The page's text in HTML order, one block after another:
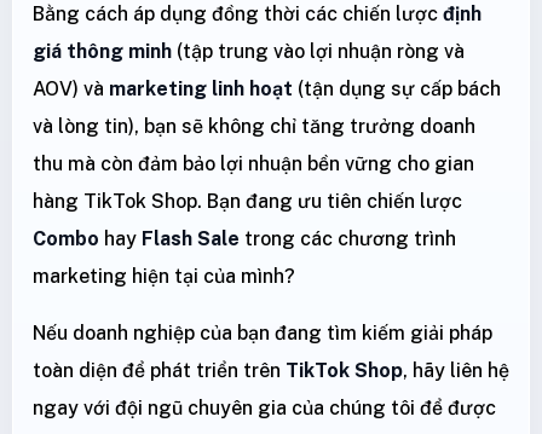
Bằng cách áp dụng đồng thời các chiến lược định
giá thông minh (tập trung vào lợi nhuận ròng và
AOV) và marketing linh hoạt (tận dụng sự cấp bách
và lòng tin), bạn sẽ không chỉ tăng trưởng doanh
thu mà còn đảm bảo lợi nhuận bền vững cho gian
hàng TikTok Shop. Bạn đang ưu tiên chiến lược
Combo hay Flash Sale trong các chương trình
marketing hiện tại của mình?
Nếu doanh nghiệp của bạn đang tìm kiếm giải pháp
toàn diện để phát triển trên TikTok Shop, hãy liên hệ
ngay với đội ngũ chuyên gia của chúng tôi để được